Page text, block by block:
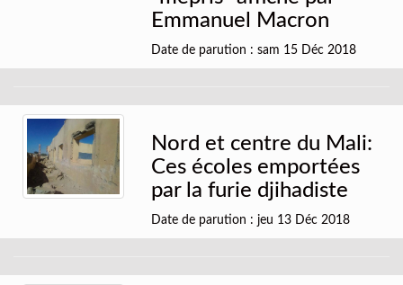
Emmanuel Macron
Date de parution : sam 15 Déc 2018
Nord et centre du Mali:
Ces écoles emportées
par la furie djihadiste
Date de parution : jeu 13 Déc 2018